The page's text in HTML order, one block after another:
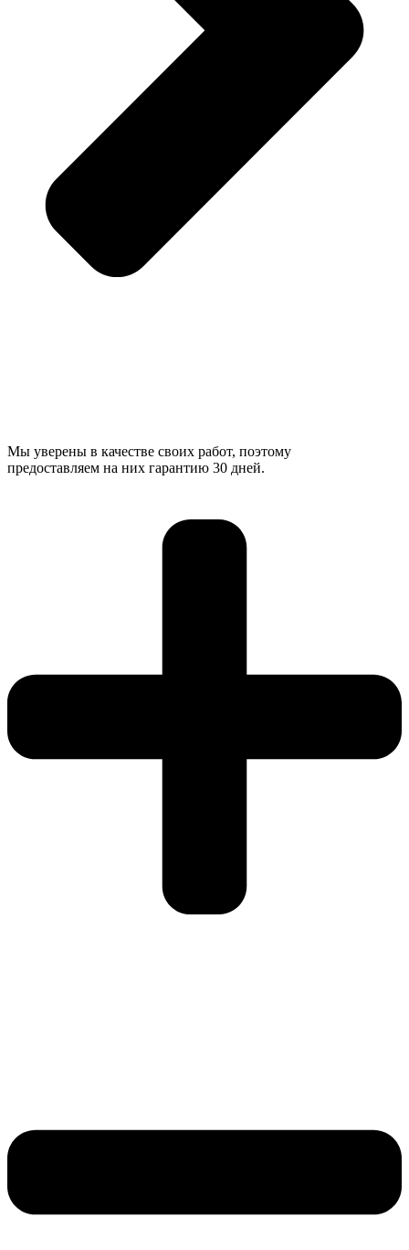
Мы уверены в качестве своих работ, поэтому
предоставляем на них гарантию 30 дней.